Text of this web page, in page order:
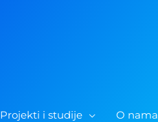
Projekti i studije O nama